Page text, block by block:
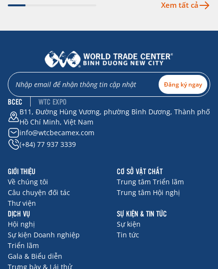
Xem tất cả
Đăng ký ngay
BCEC WTC EXPO
B11, Đường Hùng Vương, phường Bình Dương, Thành phố
Hồ Chí Minh, Việt Nam
info@wtcbecamex.com
(+84) 77 937 3339
GIỚI THIỆU
Về chúng tôi
Câu chuyện đối tác
Thư viện
CƠ SỞ VẬT CHẤT
Trung tâm Triển lãm
Trung tâm Hội nghị
DỊCH VỤ
Hội nghị
Sự kiện Doanh nghiệp
Triển lãm
Gala & Biểu diễn
Trưng bày & Lái thử
SỰ KIỆN & TIN TỨC
Sự kiện
Tin tức